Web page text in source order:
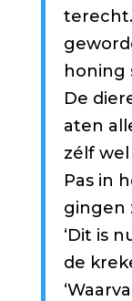
honing
De
aten
zélf
Pas in
gingen
‘Dit is
de